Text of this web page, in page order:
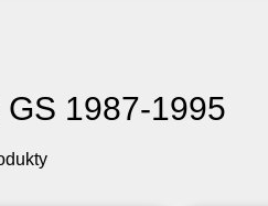
1987-1995